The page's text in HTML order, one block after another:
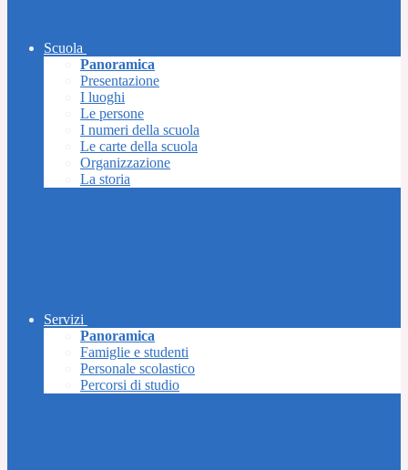
Scuola
Panoramica
Presentazione
I luoghi
Le persone
I numeri della scuola
Le carte della scuola
Organizzazione
La storia
Servizi
Panoramica
Famiglie e studenti
Personale scolastico
Percorsi di studio